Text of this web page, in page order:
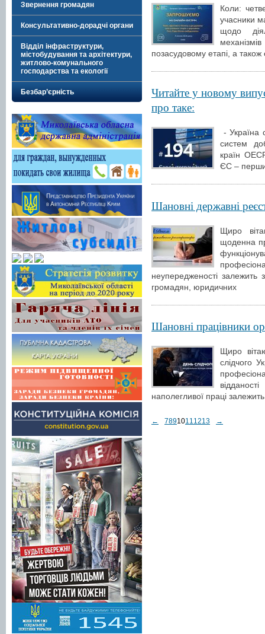
Звернення громадян
Консультативно-дорадчі органи
Відділ інфраструктури,
містобудування та архітектури,
житлово-комунального
господарства та екології
Безбар’єрність
Коли:
учасники
щодо
позасудовому етапі, а
Читайте у новому
про таке:
- Україна
систем
країн
ЄС –
Шановні державні
Щиро
щоденна
неупередженості залежить
громадян, юридичних
Шановні працівники
Щиро
слідчого
наполегливої праці
← 78910111213 →